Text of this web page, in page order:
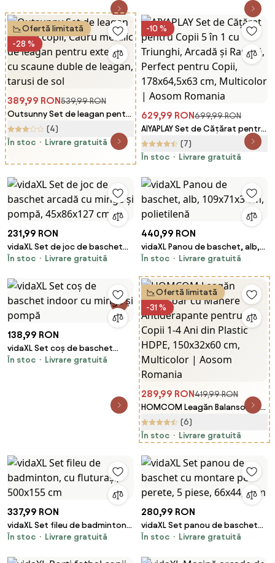
Ofertă limitată
-28 %
389,99 RON539,99 RON
Outsunny Set de leagan pentru
copii, Cadru metalic de leagan
pentru exterior cu scaune
duble de leagan, tarusi de sol
(4)
În stoc
Livrare gratuită
-10 %
629,99 RON699,99 RON
AIYAPLAY Set de Cățărat pentru
Copii 5 în 1 cu Triunghi, Arcadă și
Rampă, Perfect pentru Copii,
Aosom Romania
(7)
În stoc
Livrare gratuită
231,99 RON
vidaXL Set de joc de baschet
arcadă cu minge și pompă,
În stoc Livrare gratuită
440,99 RON
vidaXL Panou de baschet, alb,
109x71x3 cm, polietilenă
În stoc Livrare gratuită
138,99 RON
vidaXL Set coș de baschet
indoor cu minge și pompă
În stoc Livrare gratuită
Ofertă limitată
-31 %
289,99 RON419,99 RON
HOMCOM Leagăn Balansoar cu
Mânere Antiderapante pentru
Copii 1-4 Ani din Plastic HDPE,
150x32x60 cm, Multicolor |
Aosom Romania
(6)
În stoc
Livrare gratuită
337,99 RON
vidaXL Set fileu de badminton,
cu fluturași, 500x155 cm
În stoc Livrare gratuită
280,99 RON
vidaXL Set panou de baschet
cu montare pe perete, 5 piese,
În stoc Livrare gratuită